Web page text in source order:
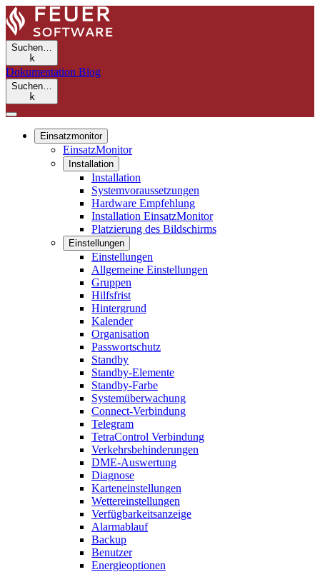
Suchen…
k
Dokumentation Blog
Suchen…
k
Einsatzmonitor
EinsatzMonitor
Installation
Installation
Systemvoraussetzungen
Hardware Empfehlung
Installation EinsatzMonitor
Platzierung des Bildschirms
Einstellungen
Einstellungen
Allgemeine Einstellungen
Gruppen
Hilfsfrist
Hintergrund
Kalender
Organisation
Passwortschutz
Standby
Standby-Elemente
Standby-Farbe
Systemüberwachung
Connect-Verbindung
Telegram
TetraControl Verbindung
Verkehrsbehinderungen
DME-Auswertung
Diagnose
Karteneinstellungen
Wettereinstellungen
Verfügbarkeitsanzeige
Alarmablauf
Backup
Benutzer
Energieoptionen